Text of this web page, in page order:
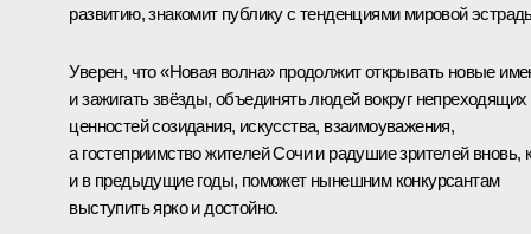
развитию, знакомит публику с тенденциями мировой
Уверен, что «Новая волна» продолжит открывать новые
и зажигать звёзды, объединять людей вокруг непреходящих
ценностей созидания, искусства, взаимоуважения,
а гостеприимство жителей Сочи и радушие зрителей вновь,
и в предыдущие годы, поможет нынешним конкурсантам
выступить ярко и достойно.